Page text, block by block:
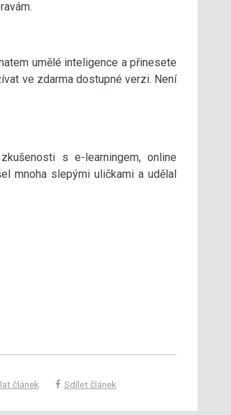
umělé inteligence a přinesete
ve zdarma dostupné verzi. Není
s e-learningem, online
mnoha slepými uličkami a udělal
článek Sdílet článek